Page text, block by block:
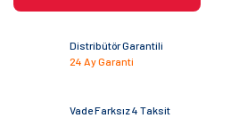
Distribütör Garantili
24 Ay Garanti
Vade Farksız 4 Taksit